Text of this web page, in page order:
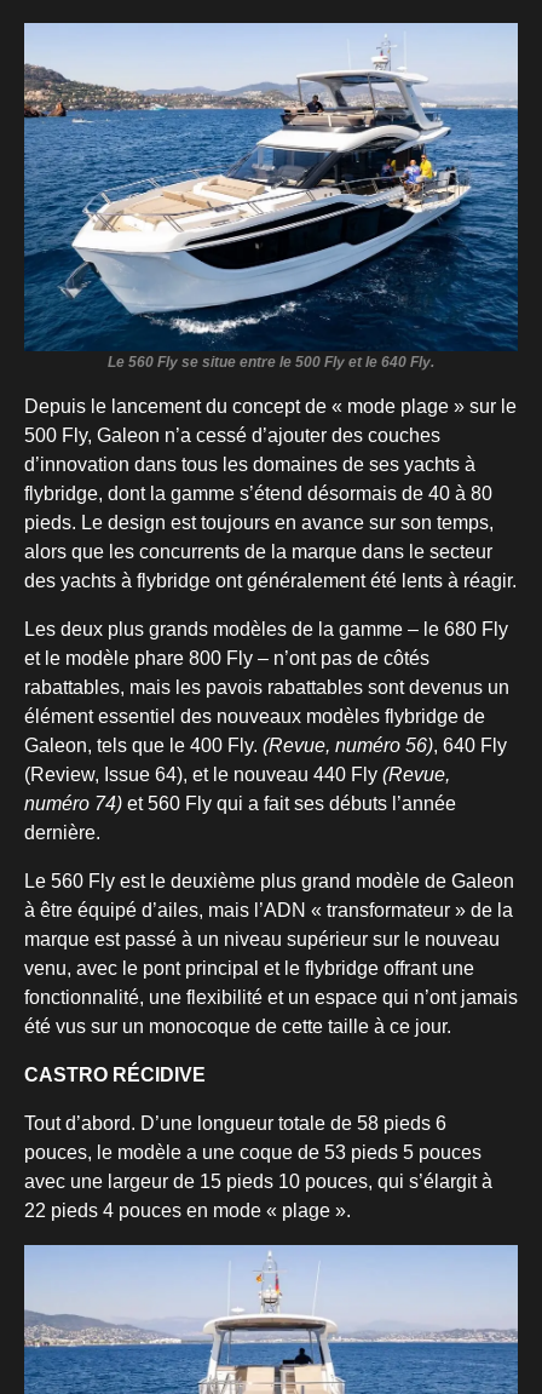
Le 560 Fly se situe entre le 500 Fly et le 640 Fly.
Depuis le lancement du concept de « mode plage » sur le
500 Fly, Galeon n’a cessé d’ajouter des couches
d’innovation dans tous les domaines de ses yachts à
flybridge, dont la gamme s’étend désormais de 40 à 80
pieds. Le design est toujours en avance sur son temps,
alors que les concurrents de la marque dans le secteur
des yachts à flybridge ont généralement été lents à réagir.
Les deux plus grands modèles de la gamme – le 680 Fly
et le modèle phare 800 Fly – n’ont pas de côtés
rabattables, mais les pavois rabattables sont devenus un
élément essentiel des nouveaux modèles flybridge de
Galeon, tels que le 400 Fly. (Revue, numéro 56), 640 Fly
(Review, Issue 64), et le nouveau 440 Fly (Revue,
numéro 74) et 560 Fly qui a fait ses débuts l’année
dernière.
Le 560 Fly est le deuxième plus grand modèle de Galeon
à être équipé d’ailes, mais l’ADN « transformateur » de la
marque est passé à un niveau supérieur sur le nouveau
venu, avec le pont principal et le flybridge offrant une
fonctionnalité, une flexibilité et un espace qui n’ont jamais
été vus sur un monocoque de cette taille à ce jour.
CASTRO RÉCIDIVE
Tout d’abord. D’une longueur totale de 58 pieds 6
pouces, le modèle a une coque de 53 pieds 5 pouces
avec une largeur de 15 pieds 10 pouces, qui s’élargit à
22 pieds 4 pouces en mode « plage ».